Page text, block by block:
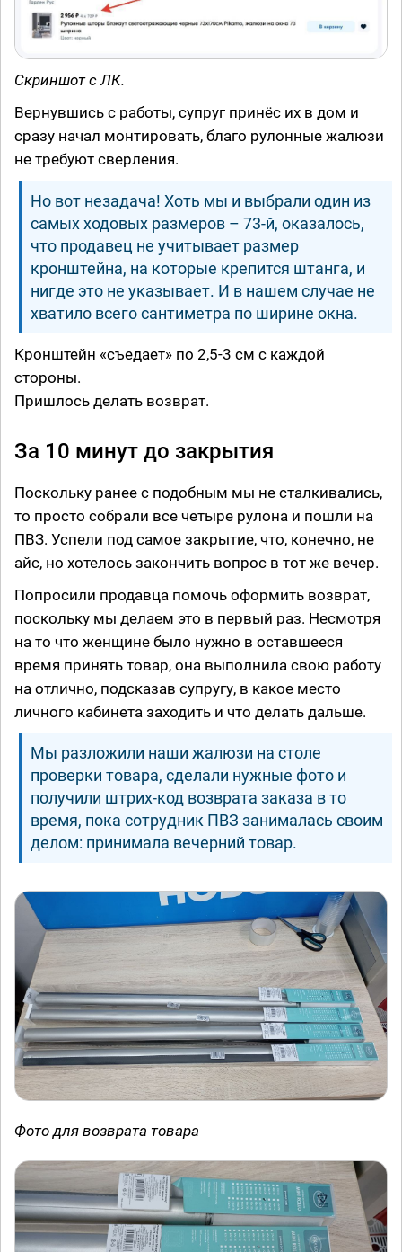
Скриншот с ЛК.
Вернувшись с работы, супруг принёс их в дом и
сразу начал монтировать, благо рулонные жалюзи
не требуют сверления.
Но вот незадача! Хоть мы и выбрали один из
самых ходовых размеров – 73-й, оказалось,
что продавец не учитывает размер
кронштейна, на которые крепится штанга, и
нигде это не указывает. И в нашем случае не
хватило всего сантиметра по ширине окна.
Кронштейн «съедает» по 2,5-3 см с каждой
стороны.
Пришлось делать возврат.
За 10 минут до закрытия
Поскольку ранее с подобным мы не сталкивались,
то просто собрали все четыре рулона и пошли на
ПВЗ. Успели под самое закрытие, что, конечно, не
айс, но хотелось закончить вопрос в тот же вечер.
Попросили продавца помочь оформить возврат,
поскольку мы делаем это в первый раз. Несмотря
на то что женщине было нужно в оставшееся
время принять товар, она выполнила свою работу
на отлично, подсказав супругу, в какое место
личного кабинета заходить и что делать дальше.
Мы разложили наши жалюзи на столе
проверки товара, сделали нужные фото и
получили штрих-код возврата заказа в то
время, пока сотрудник ПВЗ занималась своим
делом: принимала вечерний товар.
Фото для возврата товара